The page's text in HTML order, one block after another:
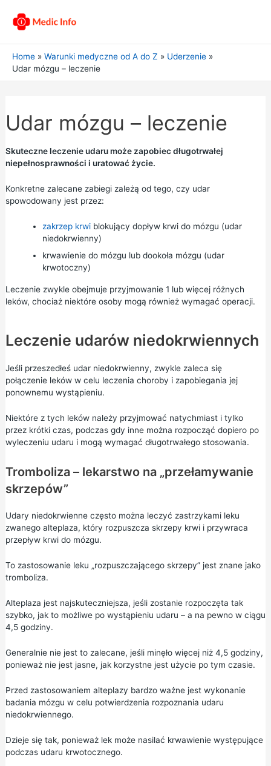
Home Warunki medyczne od A do Z
Uderzenie
Udar mózgu – leczenie
Udar mózgu – leczenie
Skuteczne leczenie udaru może zapobiec długotrwałej
niepełnosprawności i uratować życie.
Konkretne zalecane zabiegi zależą od tego, czy udar
spowodowany jest przez:
zakrzep krwiblokujący dopływ krwi do mózgu (udar
niedokrwienny)
krwawienie do mózgu lub dookoła mózgu (udar
krwotoczny)
Leczenie zwykle obejmuje przyjmowanie 1 lub więcej różnych
leków, chociaż niektóre osoby mogą również wymagać operacji.
Leczenie udarów niedokrwiennych
Jeśli przeszedłeś udar niedokrwienny, zwykle zaleca się
połączenie leków w celu leczenia choroby i zapobiegania jej
ponownemu wystąpieniu.
Niektóre z tych leków należy przyjmować natychmiast i tylko
przez krótki czas, podczas gdy inne można rozpocząć dopiero po
wyleczeniu udaru i mogą wymagać długotrwałego stosowania.
Tromboliza – lekarstwo na „przełamywanie
skrzepów”
Udary niedokrwienne często można leczyć zastrzykami leku
zwanego alteplaza, który rozpuszcza skrzepy krwi i przywraca
przepływ krwi do mózgu.
To zastosowanie leku „rozpuszczającego skrzepy” jest znane jako
tromboliza.
Alteplaza jest najskuteczniejsza, jeśli zostanie rozpoczęta tak
szybko, jak to możliwe po wystąpieniu udaru – a na pewno w ciągu
4,5 godziny.
Generalnie nie jest to zalecane, jeśli minęło więcej niż 4,5 godziny,
ponieważ nie jest jasne, jak korzystne jest użycie po tym czasie.
Przed zastosowaniem alteplazy bardzo ważne jest wykonanie
badania mózgu w celu potwierdzenia rozpoznania udaru
niedokrwiennego.
Dzieje się tak, ponieważ lek może nasilać krwawienie występujące
podczas udaru krwotocznego.